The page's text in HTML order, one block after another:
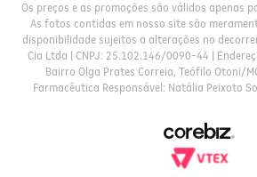
Os preços e as promoções são válidos apenas
As fotos contidas em nosso site são
disponibilidade sujeitos a alterações no
Cia Ltda | CNPJ: 25.102.146/0090-44 |
Bairro Olga Prates Correia, Teófilo Otoni/
Farmacêutica Responsável: Natália Peixoto